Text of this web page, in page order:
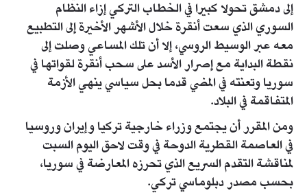
إلى دمشق تحولا كبيرا في الخطاب التركي إزاء النظام
السوري الذي سعت أنقرة خلال الأشهر الأخيرة إلى التطبيع
معه عبر الوسيط الروسي، إلا أن تلك المساعي وصلت إلى
نقطة البداية مع إصرار الأسد على سحب أنقرة لقواتها في
سوريا وتعنته في المضي قدما بحل سياسي ينهي الأزمة
المتفاقمة في البلاد.
ومن المقرر أن يجتمع وزراء خارجية تركيا وإيران وروسيا
في العاصمة القطرية الدوحة في وقت لاحق اليوم السبت
لمناقشة التقدم السريع الذي تحرزه المعارضة في سوريا،
بحسب مصدر دبلوماسي تركي.